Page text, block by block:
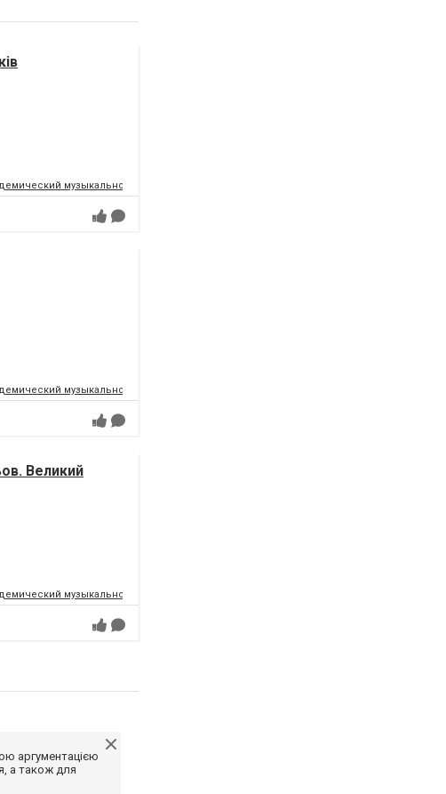
музыкально-драматический театр имени Т.Г.Шевченко
музыкально-драматический театр имени Т.Г.Шевченко
Великий
музыкально-драматический театр имени Т.Г.Шевченко
аргументацією
а також для